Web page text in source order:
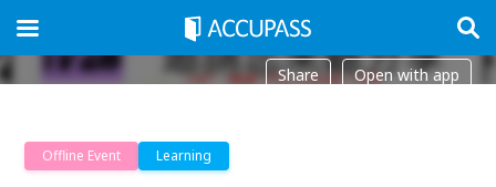
Share Open with app
Offline Event Learning